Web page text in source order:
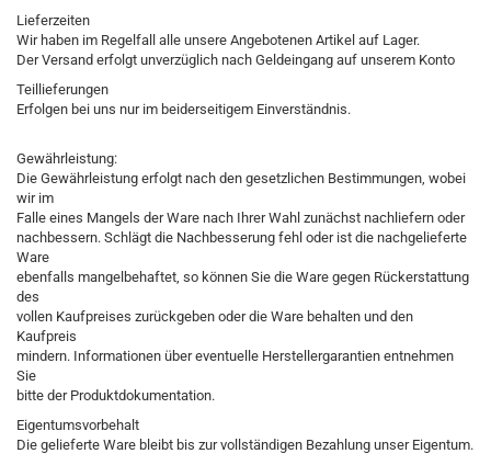
Lieferzeiten
Wir haben im Regelfall alle unsere Angebotenen Artikel auf Lager.
Der Versand erfolgt unverzüglich nach Geldeingang auf unserem Konto
Teillieferungen
Erfolgen bei uns nur im beiderseitigem Einverständnis.
Gewährleistung:
Die Gewährleistung erfolgt nach den gesetzlichen Bestimmungen, wobei
wir im
Falle eines Mangels der Ware nach Ihrer Wahl zunächst nachliefern oder
nachbessern. Schlägt die Nachbesserung fehl oder ist die nachgelieferte
Ware
ebenfalls mangelbehaftet, so können Sie die Ware gegen Rückerstattung
des
vollen Kaufpreises zurückgeben oder die Ware behalten und den
Kaufpreis
mindern. Informationen über eventuelle Herstellergarantien entnehmen
Sie
bitte der Produktdokumentation.
Eigentumsvorbehalt
Die gelieferte Ware bleibt bis zur vollständigen Bezahlung unser Eigentum.